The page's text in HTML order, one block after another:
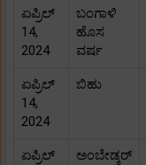
ಏಪ್ರಿಲ್
14,
2024
ಬಂಗಾಳಿ
ಹೊಸ
ವರ್ಷ
ಏಪ್ರಿಲ್
14,
2024
ಬಿಹು
ಏಪ್ರಿಲ್
ಅಂಬೇಡ್ಕರ್